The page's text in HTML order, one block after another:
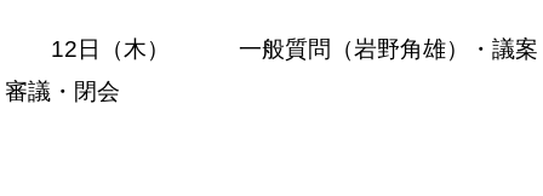
12日（木） 一般質問（岩野角雄）・議案
審議・閉会